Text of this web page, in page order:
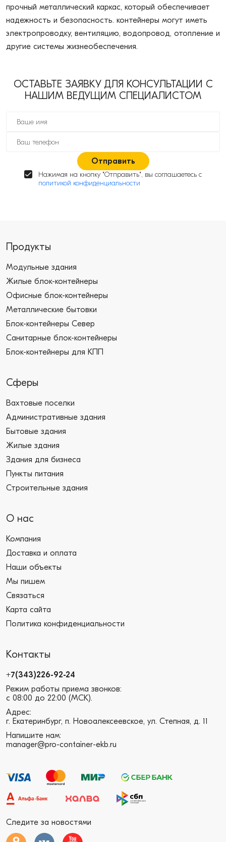
прочный металлический каркас, который обеспечивает
надежность и безопасность. контейнеры могут иметь
электропроводку, вентиляцию, водопровод, отопление и
другие системы жизнеобеспечения.
ОСТАВЬТЕ ЗАЯВКУ ДЛЯ КОНСУЛЬТАЦИИ С
НАШИМ ВЕДУЩИМ СПЕЦИАЛИСТОМ
Отправить
Нажимая на кнопку "Отправить", вы соглашаетесь с
политикой конфиденциальности
Продукты
Модульные здания
Жилые блок-контейнеры
Офисные блок-контейнеры
Металлические бытовки
Блок-контейнеры Север
Санитарные блок-контейнеры
Блок-контейнеры для КПП
Сферы
Вахтовые поселки
Административные здания
Бытовые здания
Жилые здания
Здания для бизнеса
Пункты питания
Строительные здания
О нас
Компания
Доставка и оплата
Наши объекты
Мы пишем
Связаться
Карта сайта
Политика конфиденциальности
Контакты
+7(343)226-92-24
Режим работы приема звонков:
с 08:00 до 22:00 (МСК).
Адрес:
г. Екатеринбург, п. Новоалексеевское, ул. Степная, д. 11
Напишите нам:
manager@pro-container-ekb.ru
Следите за новостями